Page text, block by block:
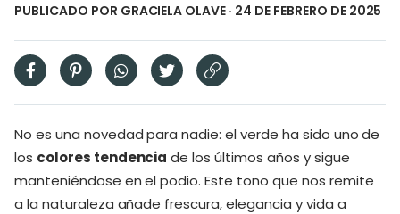
PUBLICADO POR GRACIELA OLAVE · 24 DE FEBRERO DE 2025
No es una novedad para nadie: el verde ha sido uno de
los colores tendencia de los últimos años y sigue
manteniéndose en el podio. Este tono que nos remite
a la naturaleza añade frescura, elegancia y vida a